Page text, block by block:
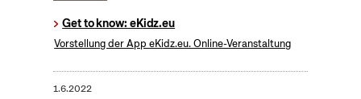
Get to know: eKidz.eu
Vorstellung der App eKidz.eu. Online-Veranstaltung
1.6.2022